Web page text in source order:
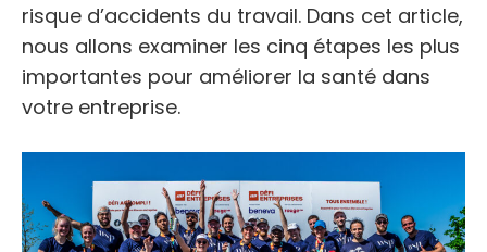
risque d’accidents du travail. Dans cet article,
nous allons examiner les cinq étapes les plus
importantes pour améliorer la santé dans
votre entreprise.